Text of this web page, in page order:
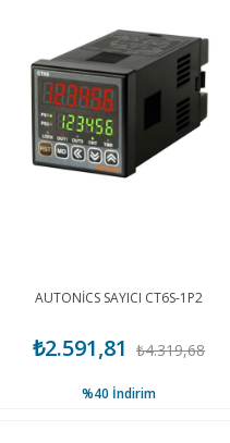
AUTONİCS SAYICI CT6S-1P2
₺2.591,81 ₺4.319,68
%40 İndirim